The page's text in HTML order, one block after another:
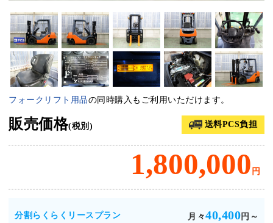
フォークリフト用品の同時購入もご利用いただけます。
販売価格(税別) 送料PCS負担
1,800,000 円
分割らくらくリースプラン 月々40,400 円～